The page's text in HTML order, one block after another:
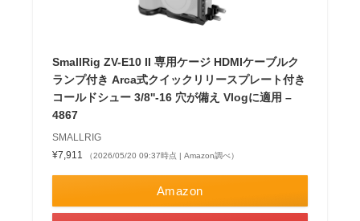
SmallRig ZV-E10 II 専用ケージ HDMIケーブルク
ランプ付き Arca式クイックリリースプレート付き
コールドシュー 3/8''-16 穴が備え Vlogに適用 –
4867
SMALLRIG
¥7,911
（2026/05/20 09:37時点 | Amazon調べ）
Amazon